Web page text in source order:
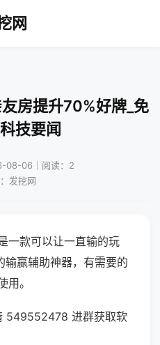
网
房提升70%好牌_免
技要闻
08-06｜阅读：2
发挖网
一款可以让一直输的玩
输赢辅助神器，有需要的
。
549552478 进群获取软